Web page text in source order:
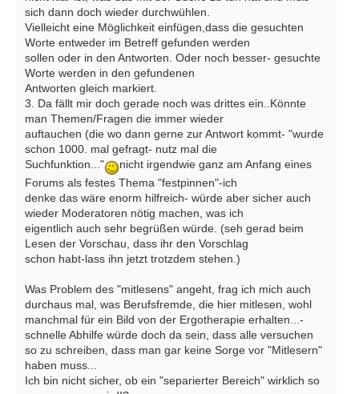
sich dann doch wieder durchwühlen.
Vielleicht eine Möglichkeit einfügen,dass die gesuchten
Worte entweder im Betreff gefunden werden
sollen oder in den Antworten. Oder noch besser- gesuchte
Worte werden in den gefundenen
Antworten gleich markiert.
3. Da fällt mir doch gerade noch was drittes ein..Könnte
man Themen/Fragen die immer wieder
auftauchen (die wo dann gerne zur Antwort kommt- "wurde
schon 1000. mal gefragt- nutz mal die
Suchfunktion..."
nicht irgendwie ganz am Anfang eines
Forums als festes Thema "festpinnen"-ich
denke das wäre enorm hilfreich- würde aber sicher auch
wieder Moderatoren nötig machen, was ich
eigentlich auch sehr begrüßen würde. (seh gerad beim
Lesen der Vorschau, dass ihr den Vorschlag
schon habt-lass ihn jetzt trotzdem stehen.)
Was Problem des "mitlesens" angeht, frag ich mich auch
durchaus mal, was Berufsfremde, die hier mitlesen, wohl
manchmal für ein Bild von der Ergotherapie erhalten...-
schnelle Abhilfe würde doch da sein, dass alle versuchen
so zu schreiben, dass man gar keine Sorge vor "Mitlesern"
haben muss...
Ich bin nicht sicher, ob ein "separierter Bereich" wirklich so